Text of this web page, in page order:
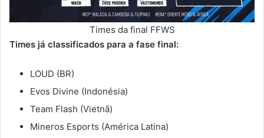
Times da final FFWS
Times já classificados para a fase final:
LOUD (BR)
Evos Divine (Indonésia)
Team Flash (Vietnã)
Mineros Esports (América Latina)